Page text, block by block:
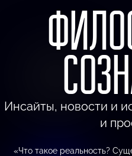
Инсайты, новости и
и
«Что такое реальность?